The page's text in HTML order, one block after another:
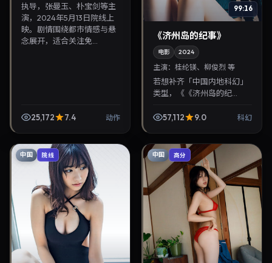
执导，张曼玉、朴宝剑等主
演，2024年5月13日院线上
映。剧情围绕都市情感与悬
念展开，适合关注免...
25,172 7.4 动作
99:16
《济州岛的纪事》
电影 2024
主演：桂纶镁、柳俊烈 等
若想补齐「中国内地科幻」
类型，《《济州岛的纪
导演，桂纶镁、柳俊烈主
迷...
57,112 9.0 科幻
中国 院线 中国 高分